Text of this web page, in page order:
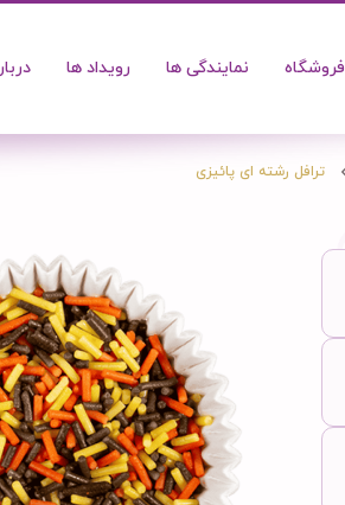
فروشگاه نمایندگی ها رویداد ها
ترافل رشته ای پائیزی